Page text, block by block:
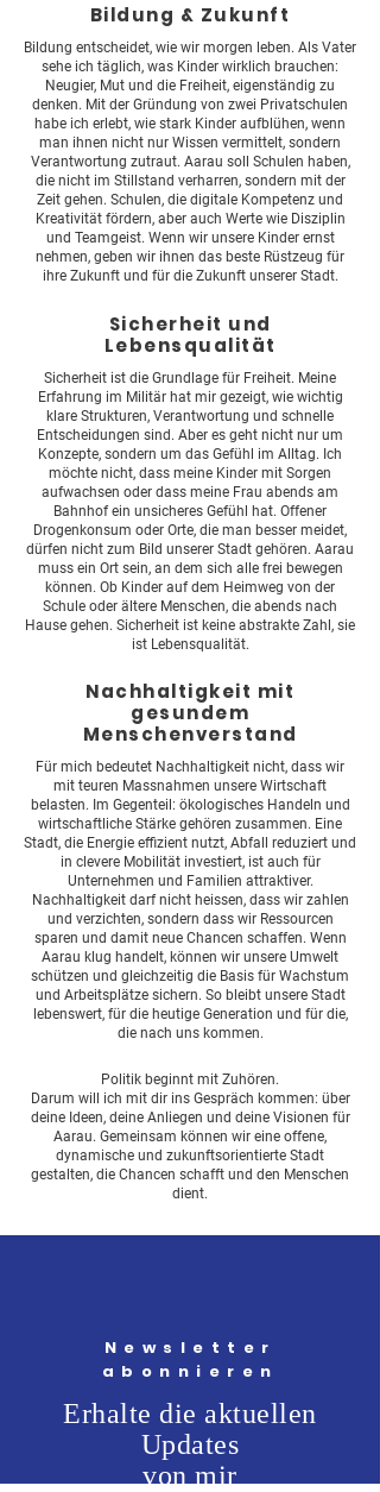
Bildung & Zukunft
Bildung entscheidet, wie wir morgen leben. Als Vater
sehe ich täglich, was Kinder wirklich brauchen:
Neugier, Mut und die Freiheit, eigenständig zu
denken. Mit der Gründung von zwei Privatschulen
habe ich erlebt, wie stark Kinder aufblühen, wenn
man ihnen nicht nur Wissen vermittelt, sondern
Verantwortung zutraut. Aarau soll Schulen haben,
die nicht im Stillstand verharren, sondern mit der
Zeit gehen. Schulen, die digitale Kompetenz und
Kreativität fördern, aber auch Werte wie Disziplin
und Teamgeist. Wenn wir unsere Kinder ernst
nehmen, geben wir ihnen das beste Rüstzeug für
ihre Zukunft und für die Zukunft unserer Stadt.
Sicherheit und
Lebensqualität
Sicherheit ist die Grundlage für Freiheit. Meine
Erfahrung im Militär hat mir gezeigt, wie wichtig
klare Strukturen, Verantwortung und schnelle
Entscheidungen sind. Aber es geht nicht nur um
Konzepte, sondern um das Gefühl im Alltag. Ich
möchte nicht, dass meine Kinder mit Sorgen
aufwachsen oder dass meine Frau abends am
Bahnhof ein unsicheres Gefühl hat. Offener
Drogenkonsum oder Orte, die man besser meidet,
dürfen nicht zum Bild unserer Stadt gehören. Aarau
muss ein Ort sein, an dem sich alle frei bewegen
können. Ob Kinder auf dem Heimweg von der
Schule oder ältere Menschen, die abends nach
Hause gehen. Sicherheit ist keine abstrakte Zahl, sie
ist Lebensqualität.
Nachhaltigkeit mit
gesundem
Menschenverstand
Für mich bedeutet Nachhaltigkeit nicht, dass wir
mit teuren Massnahmen unsere Wirtschaft
belasten. Im Gegenteil: ökologisches Handeln und
wirtschaftliche Stärke gehören zusammen. Eine
Stadt, die Energie effizient nutzt, Abfall reduziert und
in clevere Mobilität investiert, ist auch für
Unternehmen und Familien attraktiver.
Nachhaltigkeit darf nicht heissen, dass wir zahlen
und verzichten, sondern dass wir Ressourcen
sparen und damit neue Chancen schaffen. Wenn
Aarau klug handelt, können wir unsere Umwelt
schützen und gleichzeitig die Basis für Wachstum
und Arbeitsplätze sichern. So bleibt unsere Stadt
lebenswert, für die heutige Generation und für die,
die nach uns kommen.
Politik beginnt mit Zuhören.
Darum will ich mit dir ins Gespräch kommen: über
deine Ideen, deine Anliegen und deine Visionen für
Aarau. Gemeinsam können wir eine offene,
dynamische und zukunftsorientierte Stadt
gestalten, die Chancen schafft und den Menschen
dient.
Newsletter
abonnieren
Erhalte die aktuellen
Updates
von mir